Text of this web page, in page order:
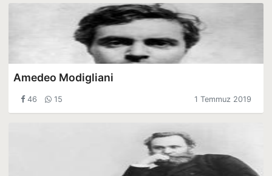
Amedeo Modigliani
46 15 1 Temmuz 2019